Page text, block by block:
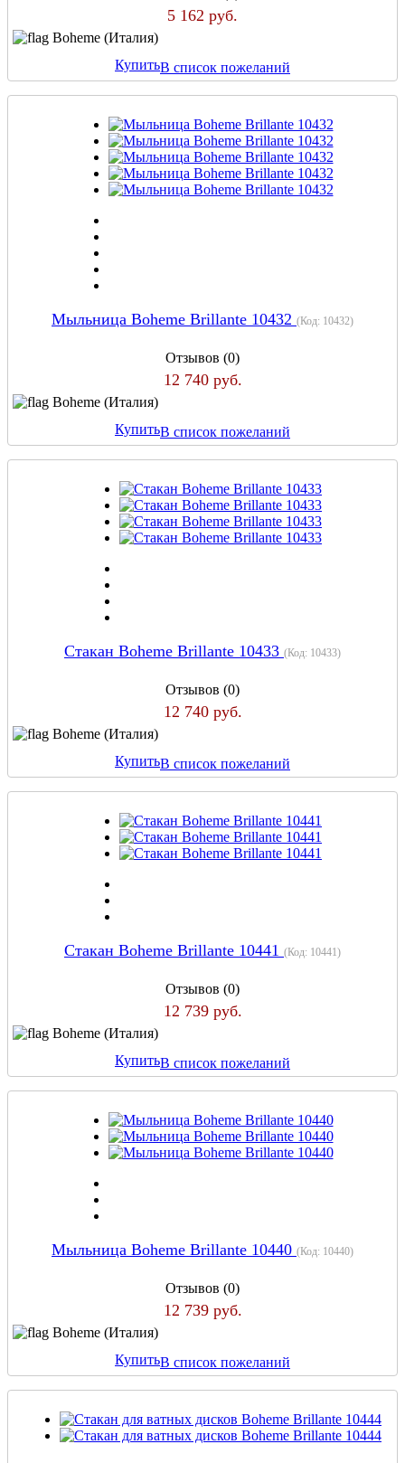
5 162 руб.
Boheme (Италия)
КупитьВ список пожеланий
Мыльница Boheme Brillante 10432 (Код: 10432)
Отзывов (0)
12 740 руб.
Boheme (Италия)
КупитьВ список пожеланий
Стакан Boheme Brillante 10433 (Код: 10433)
Отзывов (0)
12 740 руб.
Boheme (Италия)
КупитьВ список пожеланий
Стакан Boheme Brillante 10441 (Код: 10441)
Отзывов (0)
12 739 руб.
Boheme (Италия)
КупитьВ список пожеланий
Мыльница Boheme Brillante 10440 (Код: 10440)
Отзывов (0)
12 739 руб.
Boheme (Италия)
КупитьВ список пожеланий